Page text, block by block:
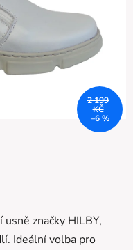
značky HILBY,
Ideální volba pro
2 199
KČ
–6 %